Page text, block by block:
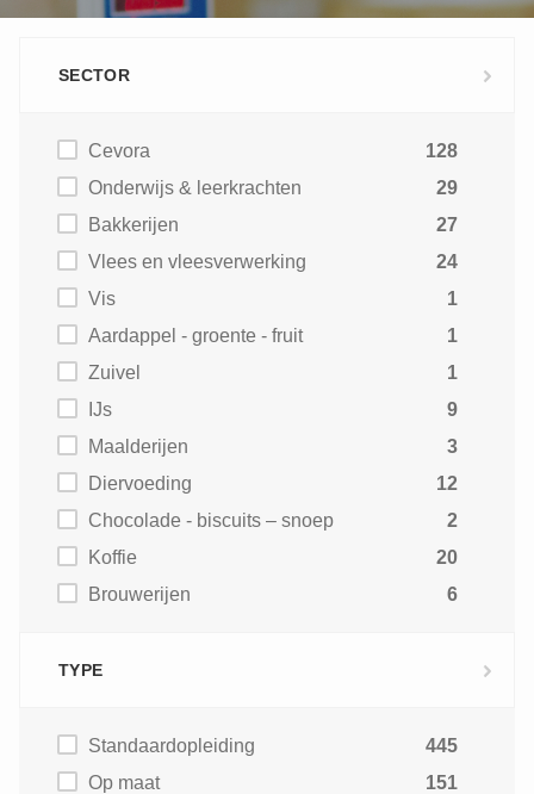
SECTOR
Cevora
128
Onderwijs & leerkrachten
29
Bakkerijen
27
Vlees en vleesverwerking
24
Vis
1
Aardappel - groente - fruit
1
Zuivel
1
IJs
9
Maalderijen
3
Diervoeding
12
Chocolade - biscuits – snoep
2
Koffie
20
Brouwerijen
6
TYPE
Standaardopleiding
445
Op maat
151